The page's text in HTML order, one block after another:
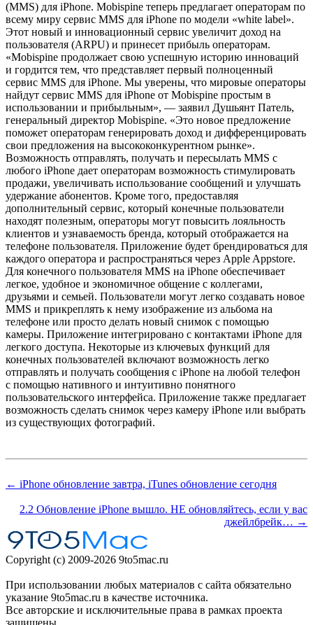
(MMS) для iPhone. Mobispine теперь предлагает операторам по
всему миру сервис MMS для iPhone по модели «white label».
Этот новый и инновационный сервис увеличит доход на
пользователя (ARPU) и принесет прибыль операторам.
«Mobispine продолжает свою успешную историю инноваций
и гордится тем, что представляет первый полноценный
сервис MMS для iPhone. Мы уверены, что мировые операторы
найдут сервис MMS для iPhone от Mobispine простым в
использовании и прибыльным», — заявил Душьянт Патель,
генеральный директор Mobispine. «Это новое предложение
поможет операторам генерировать доход и дифференцировать
свои предложения на высококонкурентном рынке».
Возможность отправлять, получать и пересылать MMS с
любого iPhone дает операторам возможность стимулировать
продажи, увеличивать использование сообщений и улучшать
удержание абонентов. Кроме того, предоставляя
дополнительный сервис, который конечные пользователи
находят полезным, операторы могут повысить лояльность
клиентов и узнаваемость бренда, который отображается на
телефоне пользователя. Приложение будет брендироваться для
каждого оператора и распространяться через Apple Appstore.
Для конечного пользователя MMS на iPhone обеспечивает
легкое, удобное и экономичное общение с коллегами,
друзьями и семьей. Пользователи могут легко создавать новое
MMS и прикреплять к нему изображение из альбома на
телефоне или просто делать новый снимок с помощью
камеры. Приложение интегрировано с контактами iPhone для
легкого доступа. Некоторые из ключевых функций для
конечных пользователей включают возможность легко
отправлять и получать сообщения с iPhone на любой телефон
с помощью нативного и интуитивно понятного
пользовательского интерфейса. Приложение также предлагает
возможность сделать снимок через камеру iPhone или выбрать
из существующих фотографий.
← iPhone обновление завтра, iTunes обновление сегодня
2.2 Обновление iPhone вышло. НЕ обновляйтесь, если у вас
джейлбрейк… →
Copyright (c) 2009-2026 9to5mac.ru
При использовании любых материалов с сайта обязательно
указание 9to5mac.ru в качестве источника.
Все авторские и исключительные права в рамках проекта
защищены